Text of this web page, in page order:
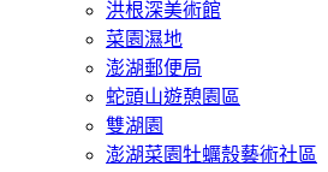
洪根深美術館
菜園濕地
澎湖郵便局
蛇頭山遊憩園區
雙湖園
澎湖菜園牡蠣殼藝術社區